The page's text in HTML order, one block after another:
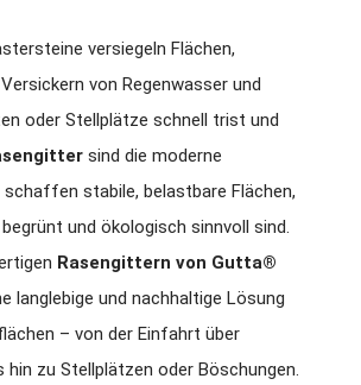
versiegeln Flächen,
von Regenwasser und
oder Stellplätze schnell trist und
sind die moderne
schaffen stabile, belastbare Flächen,
und ökologisch sinnvoll sind.
Rasengittern von Gutta®
langlebige und nachhaltige Lösung
– von der Einfahrt über
hin zu Stellplätzen oder Böschungen.